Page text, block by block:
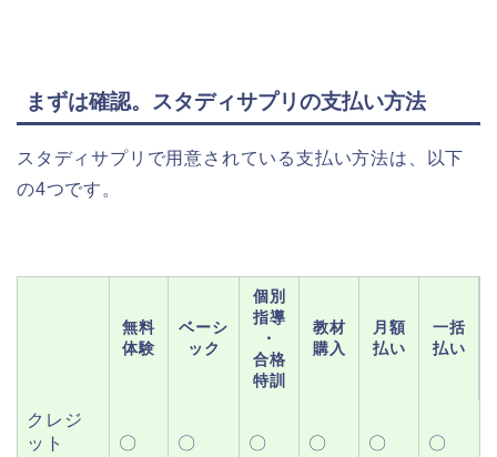
まずは確認。スタディサプリの支払い方法
スタディサプリで用意されている支払い方法は、以下
の4つです。
無料
体験
ベーシ
ック
個別
指導
・
合格
特訓
教材
購入
月額
払い
一括
払い
クレジ
ット
〇 〇 〇 〇 〇 〇